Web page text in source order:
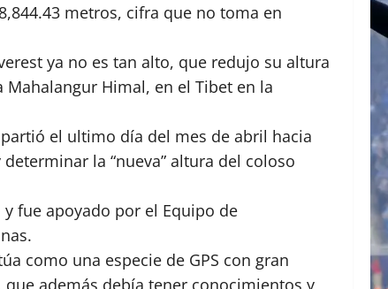
metros, cifra que no toma en
ya no es tan alto, que redujo su altura
Himal, en el Tibet en la
el ultimo día del mes de abril hacia
la “nueva” altura del coloso
fue apoyado por el Equipo de
como una especie de GPS con gran
además debía tener conocimientos y